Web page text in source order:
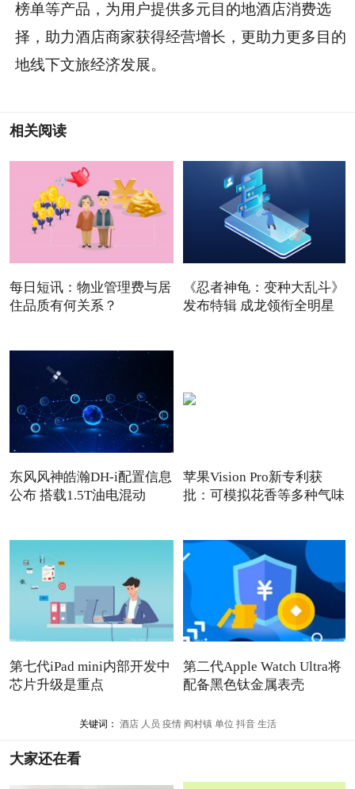
榜单等产品，为用户提供多元目的地酒店消费选
择，助力酒店商家获得经营增长，更助力更多目的
地线下文旅经济发展。
相关阅读
每日短讯：物业管理费与居
住品质有何关系？
《忍者神龟：变种大乱斗》
发布特辑 成龙领衔全明星
东风风神皓瀚DH-i配置信息
公布 搭载1.5T油电混动
苹果Vision Pro新专利获
批：可模拟花香等多种气味
第七代iPad mini内部开发中
芯片升级是重点
第二代Apple Watch Ultra将
配备黑色钛金属表壳
关键词： 酒店 人员 疫情 阎村镇 单位 抖音 生活
大家还在看